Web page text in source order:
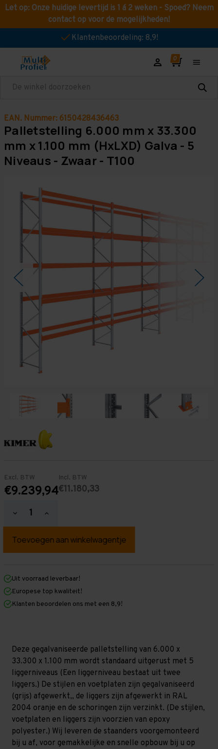
Let op: Onze huidige levertijd is 1 á 2 weken - Spoed? Neem
contact op voor de mogelijkheden!
Klantenbeoordeling: 8,9!
Zoeken
EAN. Nummer: 6150428436463
Palletstelling 6.000 mm x 33.300
mm x 1.100 mm (HxLXD) Galva - 5
Niveaus - Zwaar - T100
Excl. BTW
€9.239,94
Incl. BTW
€11.180,33
Hoeveelheid
verlagen
Palletstelling
mm
mm
x
1.100
mm
-
Zwaar
-
T100
Hoeveelheid
verhogen
Palletstelling
mm
mm
1.100
mm
-
Zwaar
-
T100
Uit voorraad leverbaar!
Europese top kwaliteit!
Klanten beoordelen ons met een 8,9!
Deze gegalvaniseerde palletstelling van 6.000 x
33.300 x 1.100 mm wordt standaard uitgerust met 5
liggerniveaus (Een liggerniveau bestaat uit twee
liggers.) De stijlen en voetplaten zijn gegalvaniseerd
(grijs) afgewerkt,, de liggers zijn afgewerkt in RAL
2004 oranje en de schoringen zijn verzinkt. (De stijlen,
voetplaten en liggers zijn voorzien van epoxy
polyester.) Wij leveren de staanders voorgemonteerd
bij u af, voor gemakkelijke en snelle opbouw bij u op